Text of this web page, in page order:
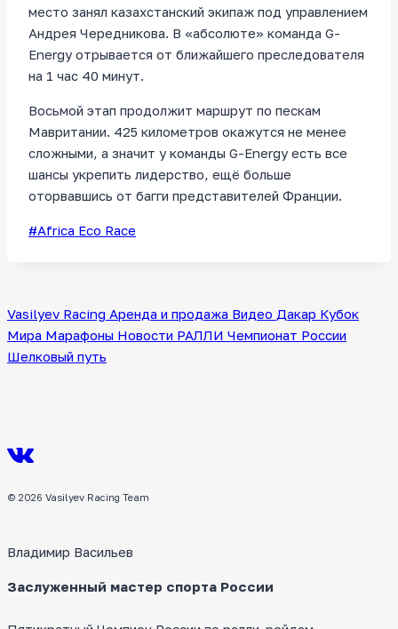
место занял казахстанский экипаж под управлением
Андрея Чередникова. В «абсолюте» команда G-
Energy отрывается от ближайшего преследователя
на 1 час 40 минут.
Восьмой этап продолжит маршрут по пескам
Мавритании. 425 километров окажутся не менее
сложными, а значит у команды G-Energy есть все
шансы укрепить лидерство, ещё больше
оторвавшись от багги представителей Франции.
Метки
#Africa Eco Race
Vasilyev Racing Аренда и продажа Видео Дакар Кубок
Мира Марафоны Новости РАЛЛИ Чемпионат России
Шелковый путь
© 2026 Vasilyev Racing Team
Владимир Васильев
Заслуженный мастер спорта России